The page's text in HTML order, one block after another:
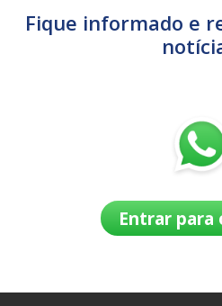
Fique informado e
Entrar para